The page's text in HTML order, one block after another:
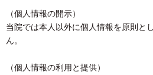
（個人情報の開示）
当院では本人以外に個人情報を原則と
ん。
（個人情報の利用と提供）